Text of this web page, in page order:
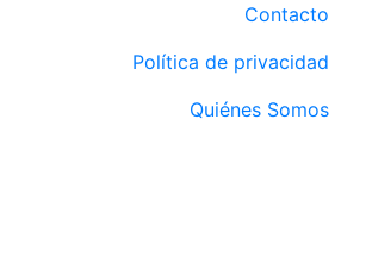
Contacto
Política de privacidad
Quiénes Somos